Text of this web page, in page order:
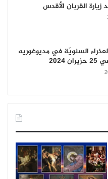
زيارة القربان الأقدس
السنويّة في مديوغوريه